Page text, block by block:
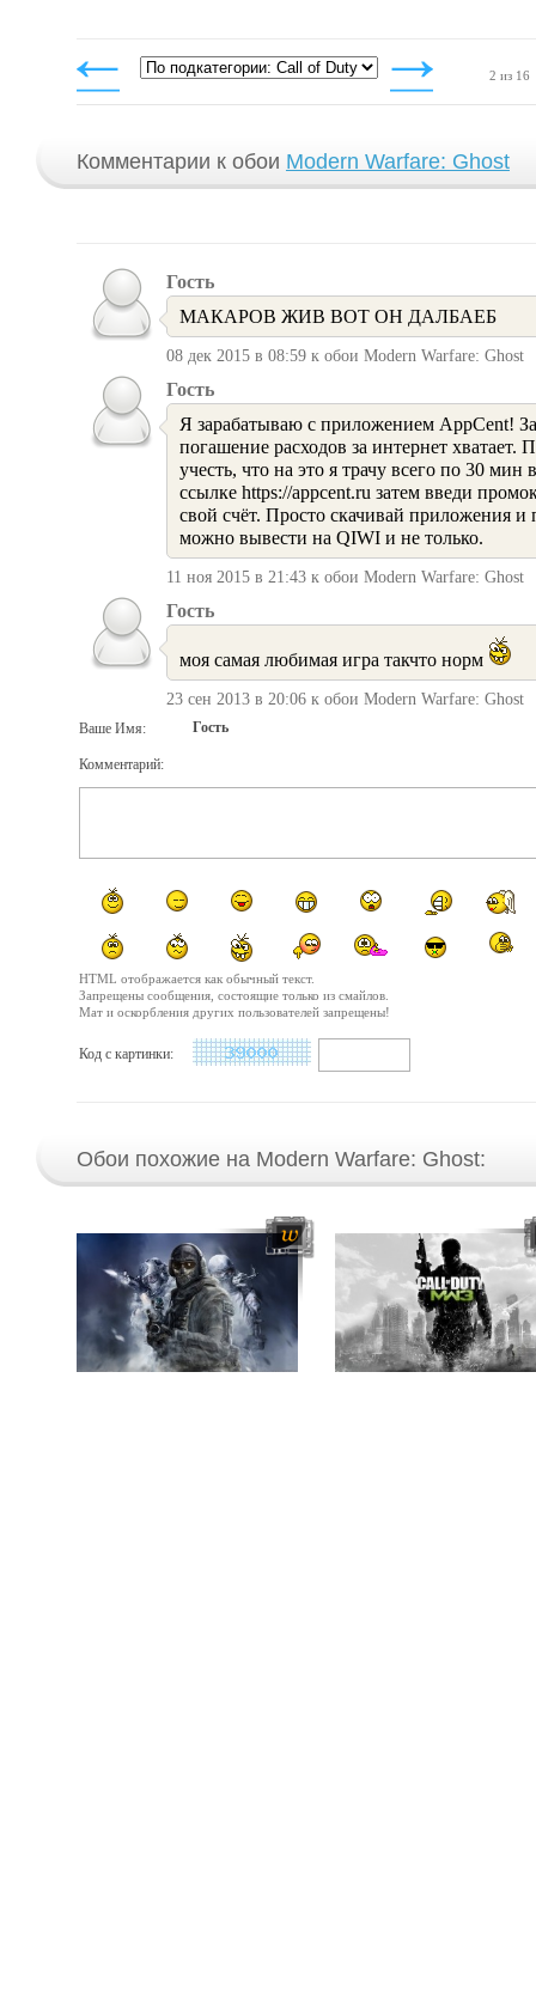
1152x864
2560x1920
2 из 16
Комментарии к обои Modern Warfare: Ghost
Гость
МАКАРОВ ЖИВ ВОТ ОН ДАЛБАЕБ
08 дек 2015 в 08:59 к обои Modern Warfare: Ghost
Гость
Я зарабатываю с приложением AppCent!
погашение расходов за интернет
учесть, что на это я трачу всего по 30
ссылке https://appcent.ru затем введи
свой счёт. Просто скачивай приложения и
можно вывести на QIWI и не только.
11 ноя 2015 в 21:43 к обои Modern Warfare: Ghost
Гость
моя самая любимая игра такчто норм
23 сен 2013 в 20:06 к обои Modern Warfare: Ghost
Ваше Имя: Гость
Комментарий:
HTML отображается как обычный текст.
Запрещены сообщения, состоящие только из смайлов.
Мат и оскорбления других пользователей запрещены!
Код с картинки:
Обои похожие на Modern Warfare: Ghost: